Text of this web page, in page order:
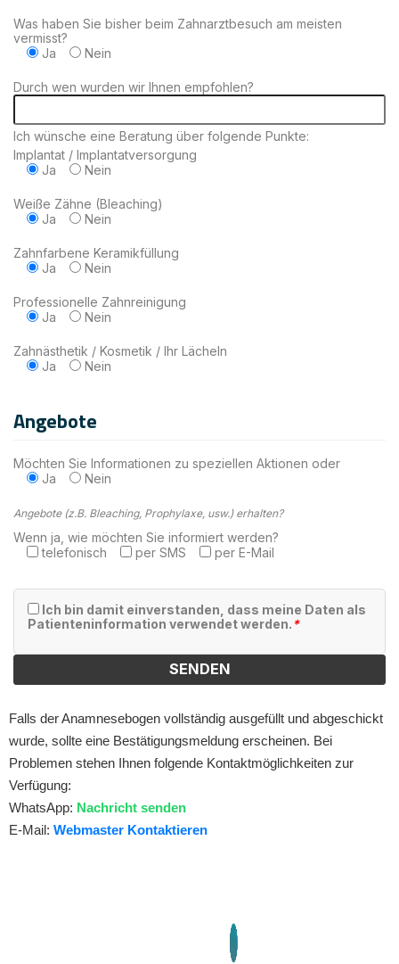
Was haben Sie bisher beim Zahnarztbesuch am meisten
vermisst?
Ja
Nein
Durch wen wurden wir Ihnen empfohlen?
Ich wünsche eine Beratung über folgende Punkte:
Implantat / Implantatversorgung
Ja
Nein
Weiße Zähne (Bleaching)
Ja
Nein
Zahnfarbene Keramikfüllung
Ja
Nein
Professionelle Zahnreinigung
Ja
Nein
Zahnästhetik / Kosmetik / Ihr Lächeln
Ja
Nein
Angebote
Möchten Sie Informationen zu speziellen Aktionen oder
Ja
Nein
Angebote (z.B. Bleaching, Prophylaxe, usw.) erhalten?
Wenn ja, wie möchten Sie informiert werden?
telefonisch
per SMS per E-Mail
Ich bin damit einverstanden, dass meine Daten als
Patienteninformation verwendet werden.*
Falls der Anamnesebogen vollständig ausgefüllt und abgeschickt
wurde, sollte eine Bestätigungsmeldung erscheinen. Bei
Problemen stehen Ihnen folgende Kontaktmöglichkeiten zur
Verfügung:
WhatsApp: Nachricht senden
E-Mail: Webmaster Kontaktieren